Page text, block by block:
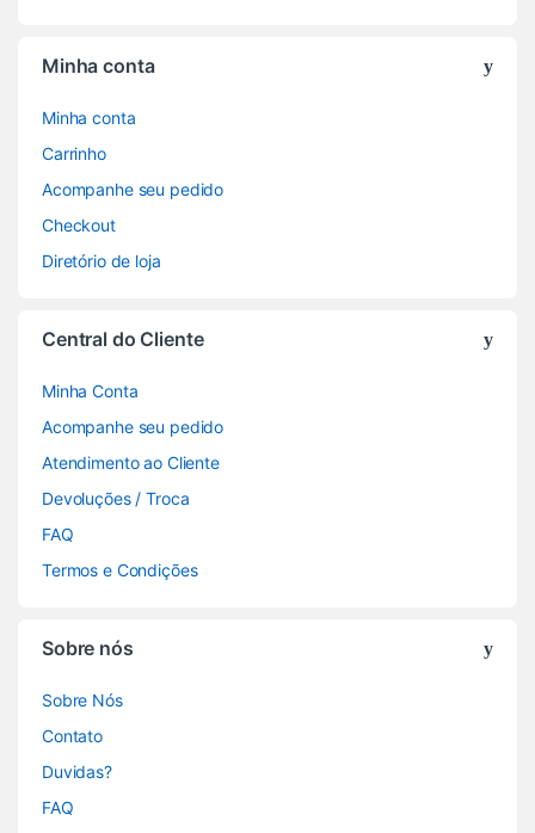
Minha conta
Minha conta
Carrinho
Acompanhe seu pedido
Checkout
Diretório de loja
Central do Cliente
Minha Conta
Acompanhe seu pedido
Atendimento ao Cliente
Devoluções / Troca
FAQ
Termos e Condições
Sobre nós
Sobre Nós
Contato
Duvidas?
FAQ